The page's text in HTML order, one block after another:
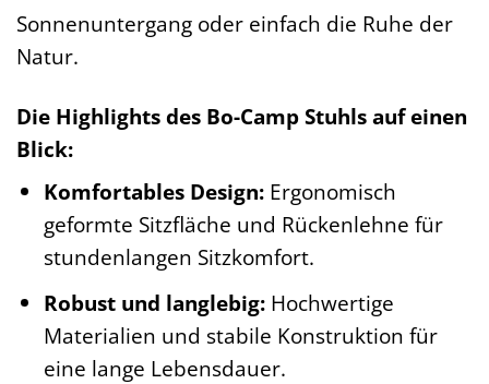
Sonnenuntergang oder einfach die Ruhe der
Natur.
Die Highlights des Bo-Camp Stuhls auf einen
Blick:
Komfortables Design:Ergonomisch
geformte Sitzfläche und Rückenlehne für
stundenlangen Sitzkomfort.
Robust und langlebig:Hochwertige
Materialien und stabile Konstruktion für
eine lange Lebensdauer.